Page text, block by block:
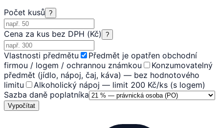
Počet kusů ?
Cena za kus bez DPH (Kč) ?
Vlastnosti předmětu
Předmět je opatřen obchodní
firmou / logem / ochrannou známkou
Konzumovatelný
předmět (jídlo, nápoj, čaj, káva) — bez hodnotového
limitu
Alkoholický nápoj — limit 200 Kč/ks (s logem)
Sazba daně poplatníka
Vypočítat